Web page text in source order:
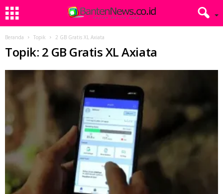
Beranda Topik 2 GB Gratis XL Axiata
Topik: 2 GB Gratis XL Axiata